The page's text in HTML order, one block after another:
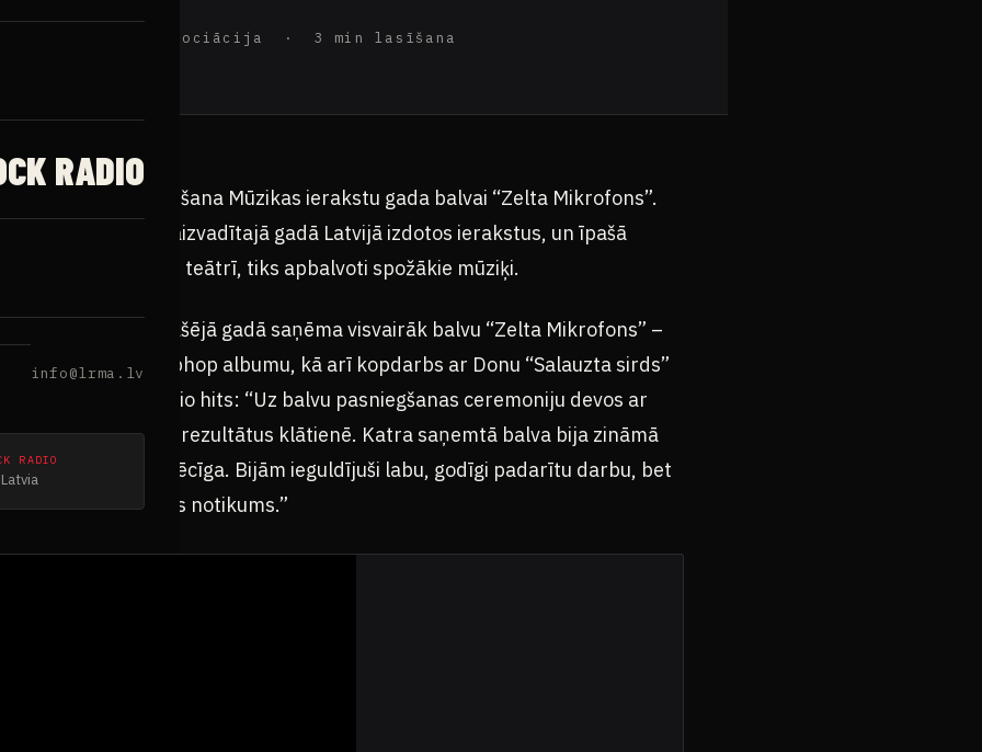
RADIO
info@lrma.lv
RADIO
Rokmūzikas Asociācija · 3 min lasīšana
ierakstu pieņemšana Mūzikas ierakstu gada balvai “Zelta Mikrofons”.
žūrija izvērtēs aizvadītajā gadā Latvijā izdotos ierakstus, un īpašā
18.februārī Dailes teātrī, tiks apbalvoti spožākie mūziķi.
ieraksti iepriekšējā gadā saņēma visvairāk balvu “Zelta Mikrofons” –
par Labāko hiphop albumu, kā arī kopdarbs ar Donu “Salauzta sirds”
dziesma un Radio hits: “Uz balvu pasniegšanas ceremoniju devos ar
intriģēts redzēt rezultātus klātienē. Katra saņemtā balva bija zināmā
bija spēcīga. Bijām ieguldījuši labu, godīgi padarītu darbu, bet
ir motivējošs notikums.”